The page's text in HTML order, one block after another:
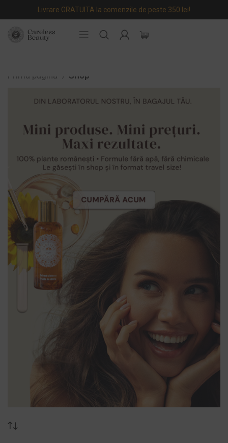
Livrare GRATUITA la comenzile de peste 350 lei!
Prima pagină Shop